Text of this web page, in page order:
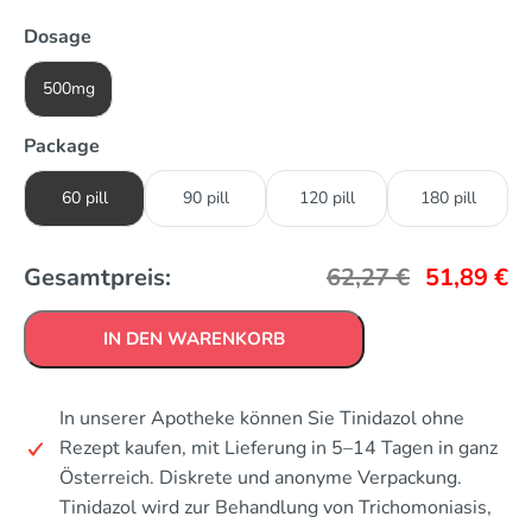
Dosage
500mg
Package
60 pill 90 pill 120 pill 180 pill
Gesamtpreis: 62,27€ 51,89 €
IN DEN WARENKORB
In unserer Apotheke können Sie Tinidazol ohne
Rezept kaufen, mit Lieferung in 5–14 Tagen in ganz
Österreich. Diskrete und anonyme Verpackung.
Tinidazol wird zur Behandlung von Trichomoniasis,